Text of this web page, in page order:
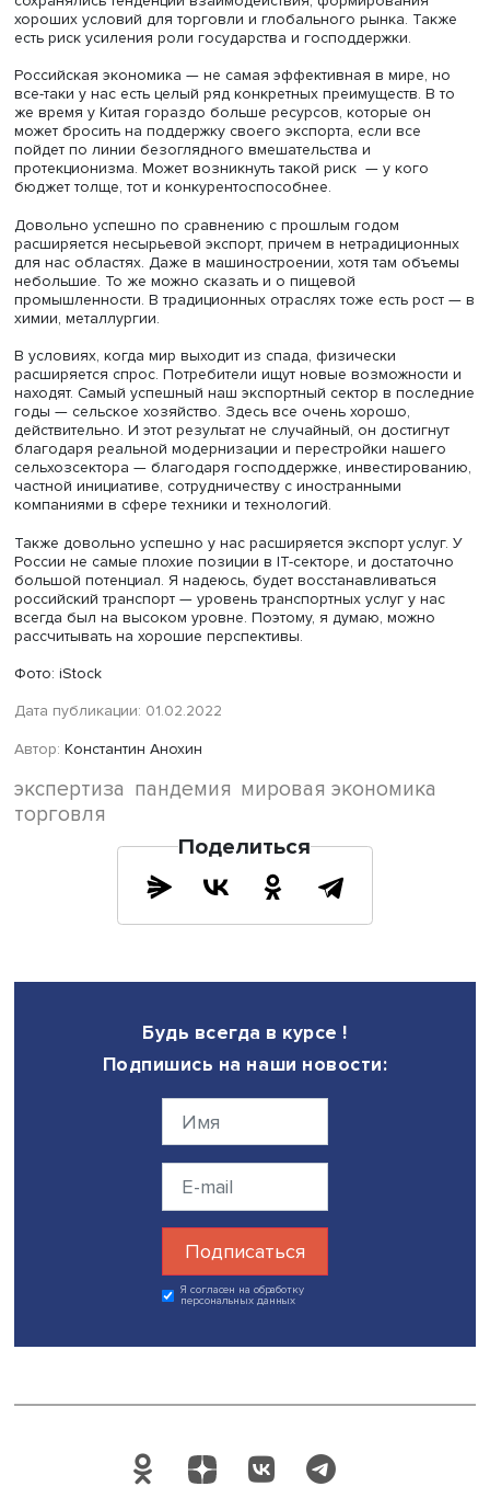
Кроме того, есть фактор, который считается
для развития экономики и торговли — это
стран. Его влияние проявляется во многом, включая
вакцине. И этот тренд сегодня только усиливаются.
В целом, как показал опыт пандемийного кризиса,
в развитии международного сотрудничества, особенно
многостороннего, к сожалению, не произошло.
— Когда, по вашей оценке, мировая торговля
состояние нового постковидного баланса?
— Я думаю, что это будет точно не в будущем году.
ряду показателей некоторые страны уже более или
приблизились к прежнему уровню. По стоимостным
показателям возможно мировая торговля и
(при отсутствии новых шоков), но, например, по
при благоприятных условиях она устойчиво выйдет на
долгосрочный тренд к 2023 году.
— Какие тренды наиболее характерны для России?
Текущая ситуация в мировой экономике, на ваш
предоставляет новые возможности или создает
— Самая большая проблема для России — это как раз
усиление различий в экономике, ее фрагментация, что
создает риск оказаться, так сказать, не в самой
благополучной ее части. Российская экономика очень
ориентированная страна — Китай, Бразилия, Индия, —
глобальный и достаточно открытый. Это объективный
Если возобладают тенденции раскола, замкнутости,
протекционизма, то для нас это крайне
ситуация. Поэтому мы заинтересованы в том, чтобы
сохранялись тенденции взаимодействия,
хороших условий для торговли и глобального рынка.
есть риск усиления роли государства и господдержки.
Российская экономика — не самая эффективная в
Довольно успешно по сравнению с прошлым годом
для нас областях. Даже в машиностроении, хотя там
небольшие. То же можно сказать и о пищевой
промышленности. В традиционных отраслях тоже есть
химии, металлургии.
В условиях, когда мир выходит из спада, физически
расширяется спрос. Потребители ищут новые
находят. Самый успешный наш экспортный сектор в
годы — сельское хозяйство. Здесь все очень хорошо,
действительно. И этот результат не случайный, он
России не самые плохие позиции в IT-секторе, и
большой потенциал. Я надеюсь, будет
российский транспорт — уровень транспортных услуг у